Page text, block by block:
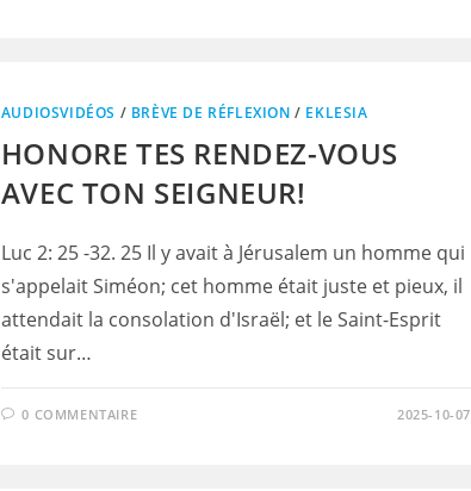
AUDIOSVIDÉOS / BRÈVE DE RÉFLEXION / EKLESIA
HONORE TES RENDEZ-VOUS
AVEC TON SEIGNEUR!
Luc 2: 25 -32. 25 Il y avait à Jérusalem un homme qui
s'appelait Siméon; cet homme était juste et pieux, il
attendait la consolation d'Israël; et le Saint-Esprit
était sur…
0 COMMENTAIRE 2025-10-07